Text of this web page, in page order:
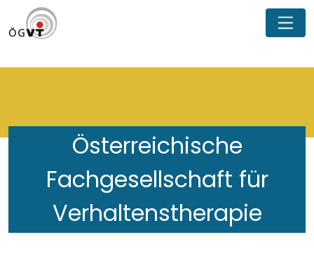
Österreichische
Fachgesellschaft für
Verhaltenstherapie